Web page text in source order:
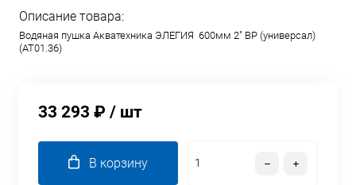
Описание товара:
Водяная пушка Акватехника ЭЛЕГИЯ 600мм 2" ВР (универсал)
(AT01.36)
33 293 ₽ / шт
В корзину